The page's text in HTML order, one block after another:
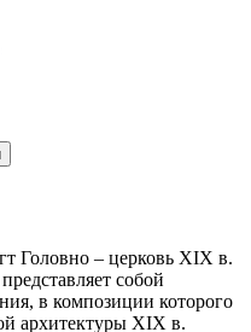
Головно – церковь XIX в.
собой
в композиции которого
архитектуры XIX в.